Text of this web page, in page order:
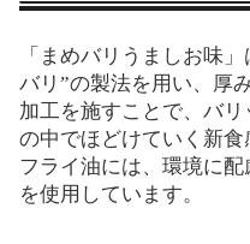
「まめバリうましお味
バリ”の製法を用い、厚
加工を施すことで、バ
の中でほどけていく新食
フライ油には、環境に配
を使用しています。